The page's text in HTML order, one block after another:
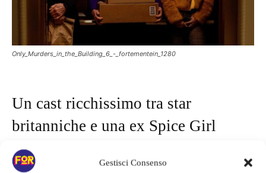
Gestisci Consenso
Only_Murders_in_the_Building_6_-_fortementein_1280
Un cast ricchissimo tra star
britanniche e una ex Spice Girl
Se le stagioni precedenti avevano già stupito per la quantità di